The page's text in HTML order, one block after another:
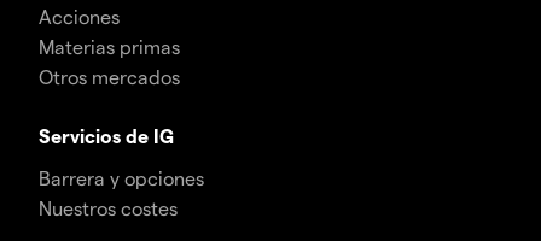
Acciones
Materias primas
Otros mercados
Servicios de IG
Barrera y opciones
Nuestros costes